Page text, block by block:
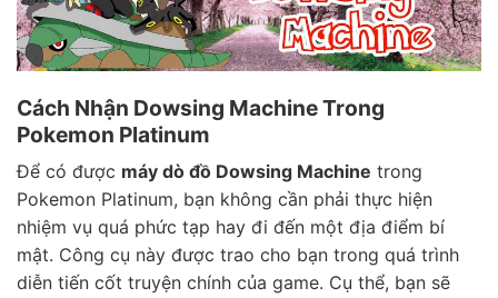
Cách Nhận Dowsing Machine Trong
Pokemon Platinum
Để có được máy dò đồ Dowsing Machine trong
Pokemon Platinum, bạn không cần phải thực hiện
nhiệm vụ quá phức tạp hay đi đến một địa điểm bí
mật. Công cụ này được trao cho bạn trong quá trình
diễn tiến cốt truyện chính của game. Cụ thể, bạn sẽ